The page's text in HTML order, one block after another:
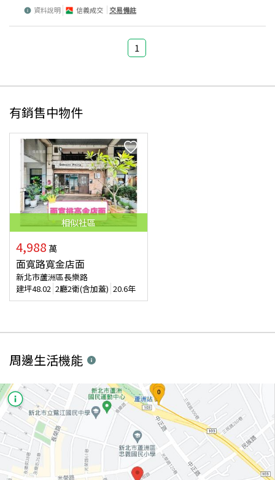
資料說明 信義成交 交易備註
1
有銷售中物件
相似社區
4,988 萬
面寬路寬金店面
新北市蘆洲區長樂路
建坪48.02 2廳2衛(含加蓋) 20.6年
周邊生活機能